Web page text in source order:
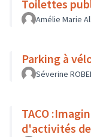
Toilettes
Amélie Marie
Parking à
Séverine
TACO
d'activités